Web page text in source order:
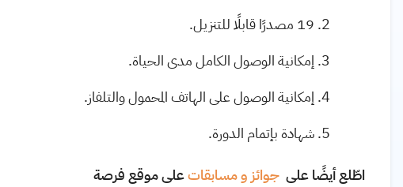
19 مصدرًا قابلًا للتنزيل.
إمكانية الوصول الكامل مدى الحياة.
إمكانية الوصول على الهاتف المحمول والتلفاز.
شهادة بإتمام الدورة.
اطّلع أيضًا على جوائز و مسابقاتعلى موقع فرصة